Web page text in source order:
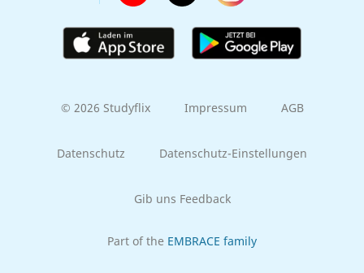
© 2026 Studyflix Impressum AGB
Datenschutz Datenschutz-Einstellungen
Gib uns Feedback
Part of the EMBRACE family